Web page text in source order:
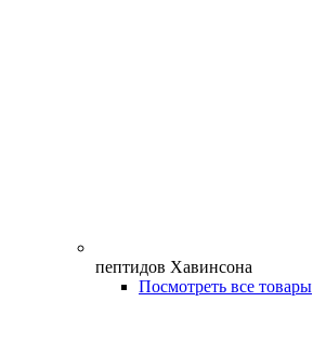
пептидов Хавинсона
Посмотреть все товары